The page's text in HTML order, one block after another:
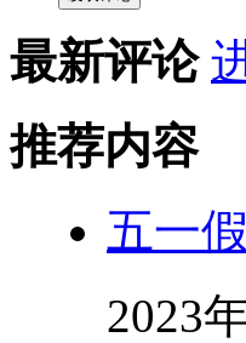
最新评论
推荐内容
五一
2023